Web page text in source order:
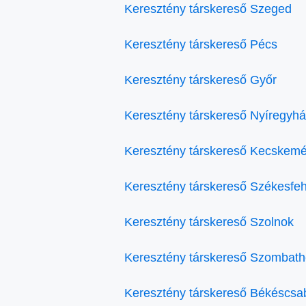
Keresztény társkereső Szeged
Keresztény társkereső Pécs
Keresztény társkereső Győr
Keresztény társkereső
Keresztény társkereső
Keresztény társkereső
Keresztény társkereső Szolnok
Keresztény társkereső
Keresztény társkereső